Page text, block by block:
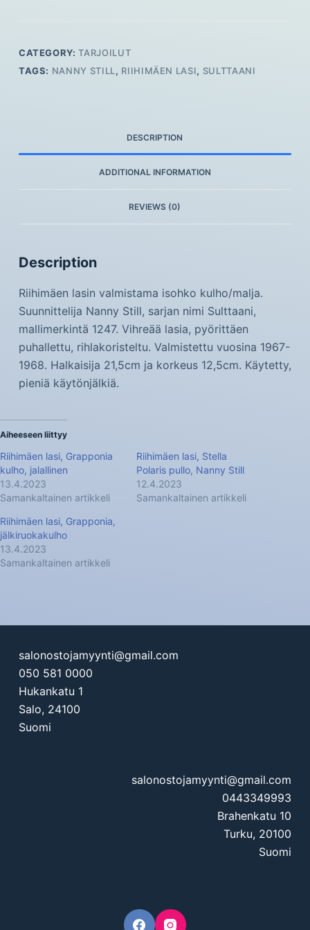
CATEGORY:TARJOILUT
TAGS: NANNY STILL, RIIHIMÄEN LASI, SULTTAANI
DESCRIPTION
ADDITIONAL INFORMATION
REVIEWS (0)
Description
Riihimäen lasin valmistama isohko kulho/malja.
Suunnittelija Nanny Still, sarjan nimi Sulttaani,
mallimerkintä 1247. Vihreää lasia, pyörittäen
puhallettu, rihlakoristeltu. Valmistettu vuosina 1967-
1968. Halkaisija 21,5cm ja korkeus 12,5cm. Käytetty,
pieniä käytönjälkiä.
Aiheeseen liittyy
Riihimäen lasi, Grapponia
kulho, jalallinen
13.4.2023
Samankaltainen artikkeli
Riihimäen lasi, Stella
Polaris pullo, Nanny Still
12.4.2023
Samankaltainen artikkeli
Riihimäen lasi, Grapponia,
jälkiruokakulho
13.4.2023
Samankaltainen artikkeli
salonostojamyynti@gmail.com
050 581 0000
Hukankatu 1
Salo, 24100
Suomi
salonostojamyynti@gmail.com
0443349993
Brahenkatu 10
Turku, 20100
Suomi